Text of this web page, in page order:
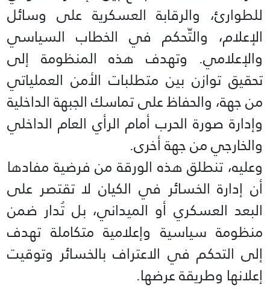
للطوارئ، والرقابة العسكرية على وسائل
الإعلام، والتّحكم في الخطاب السياسي
والإعلامي. وتهدف هذه المنظومة إلى
تحقيق توازن بين متطلبات الأمن العملياتي
من جهة، والحفاظ على تماسك الجبهة الداخلية
وإدارة صورة الحرب أمام الرأي العام الداخلي
والخارجي من جهة أخرى.
وعليه، تنطلق هذه الورقة من فرضية مفادها
أن إدارة الخسائر في الكيان لا تقتصر على
البعد العسكري أو الميداني، بل تُدار ضمن
منظومة سياسية وإعلامية متكاملة تهدف
إلى التحكم في الاعتراف بالخسائر وتوقيت
إعلانها وطريقة عرضها.